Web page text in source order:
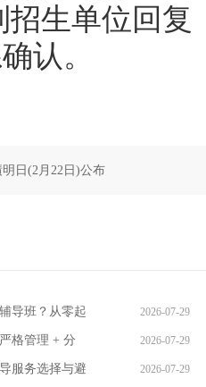
招生单位回
认。
日(2月22日)公布
导班？从零起 2026-07-29
格管理 + 分 2026-07-29
服务选择与避 2026-07-29